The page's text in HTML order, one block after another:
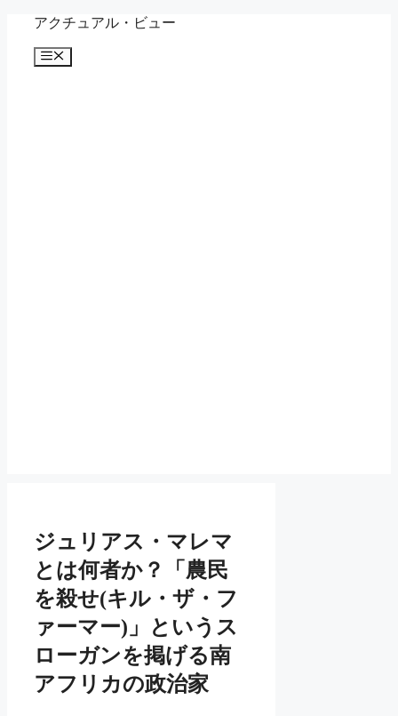
アクチュアル・ビュー
メ
ジュリアス・マレマ
とは何者か？「農民
を殺せ(キル・ザ・フ
ァーマー)」というス
ローガンを掲げる南
アフリカの政治家